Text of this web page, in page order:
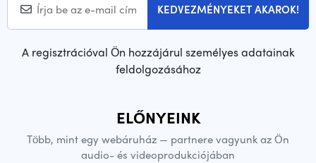
KEDVEZMÉNYEKET AKAROK!
A regisztrációval Ön hozzájárul személyes adatainak
feldolgozásához
ELŐNYEINK
Több, mint egy webáruház — partnere vagyunk az Ön
audio- és videoprodukciójában